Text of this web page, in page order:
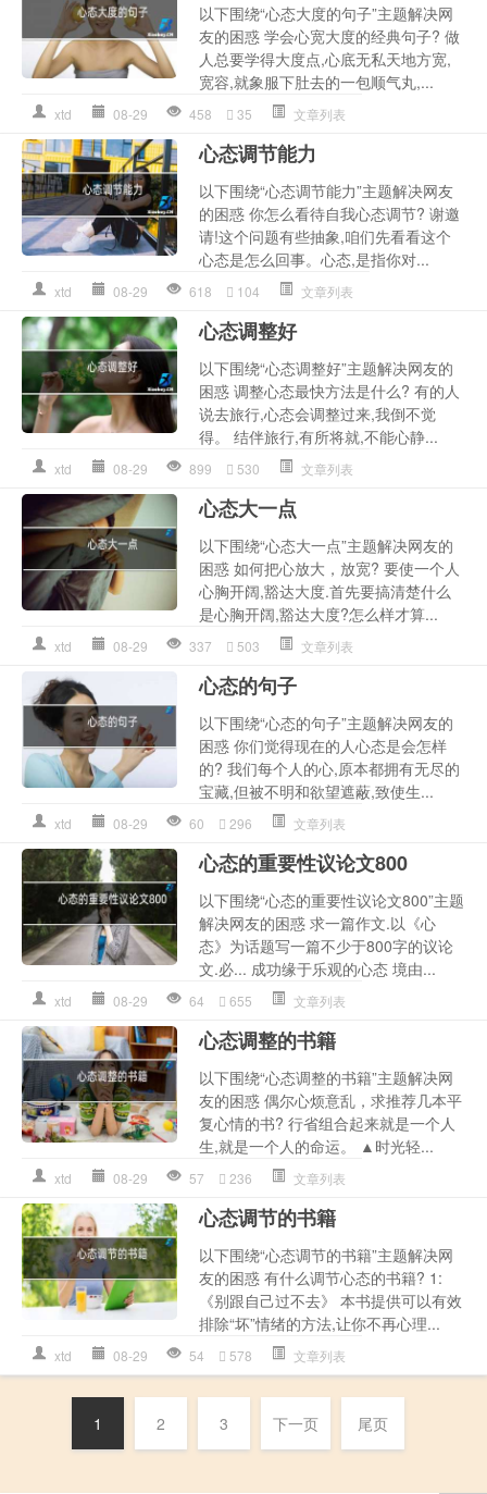
以下围绕“心态大度的句子”主题解决网
友的困惑 学会心宽大度的经典句子? 做
人总要学得大度点,心底无私天地方宽,
宽容,就象服下肚去的一包顺气丸,...
xtd 08-29 458 35 文章列表
心态调节能力
以下围绕“心态调节能力”主题解决网友
的困惑 你怎么看待自我心态调节? 谢邀
请!这个问题有些抽象,咱们先看看这个
心态是怎么回事。心态,是指你对...
xtd 08-29 618 104 文章列表
心态调整好
以下围绕“心态调整好”主题解决网友的
困惑 调整心态最快方法是什么? 有的人
说去旅行,心态会调整过来,我倒不觉
得。 结伴旅行,有所将就,不能心静...
xtd 08-29 899 530 文章列表
心态大一点
以下围绕“心态大一点”主题解决网友的
困惑 如何把心放大，放宽? 要使一个人
心胸开阔,豁达大度.首先要搞清楚什么
是心胸开阔,豁达大度?怎么样才算...
xtd 08-29 337 503 文章列表
心态的句子
以下围绕“心态的句子”主题解决网友的
困惑 你们觉得现在的人心态是会怎样
的? 我们每个人的心,原本都拥有无尽的
宝藏,但被不明和欲望遮蔽,致使生...
xtd 08-29 60 296 文章列表
心态的重要性议论文800
以下围绕“心态的重要性议论文800”主题
解决网友的困惑 求一篇作文.以《心
态》为话题写一篇不少于800字的议论
文.必... 成功缘于乐观的心态 境由...
xtd 08-29 64 655 文章列表
心态调整的书籍
以下围绕“心态调整的书籍”主题解决网
友的困惑 偶尔心烦意乱，求推荐几本平
复心情的书? 行省组合起来就是一个人
生,就是一个人的命运。 ▲时光轻...
xtd 08-29 57 236 文章列表
心态调节的书籍
以下围绕“心态调节的书籍”主题解决网
友的困惑 有什么调节心态的书籍? 1:
《别跟自己过不去》 本书提供可以有效
排除“坏”情绪的方法,让你不再心理...
xtd 08-29 54 578 文章列表
1 2 3 下一页 尾页